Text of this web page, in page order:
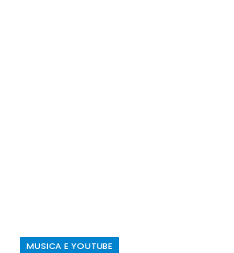
MUSICA E YOUTUBE